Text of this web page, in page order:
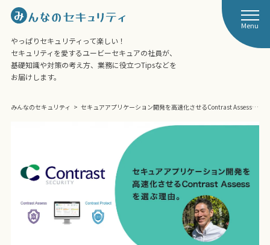
やっぱりセキュリティって楽しい！
セキュリティを愛するユービーセキュアの社員が、
基礎知識や対策の考え方、業務に役立つTipsなどを
お届けします。
Menu
みんなのセキュリティ セキュアアプリケーション開発を高速化させるContrast Assess…